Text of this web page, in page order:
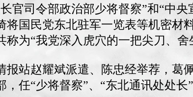
官司令部政治部少将督察”和“中
将国民党东北驻军一览表等机密材
为“我党深入虎穴的一把尖刀、舍
报站赵耀斌派遣、陈忠经举荐，葛
任“少将督察”、“东北通讯处处长”